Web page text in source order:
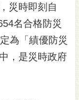
災時即刻自
名合格防災
為「績優防災
，是災時政府